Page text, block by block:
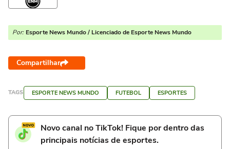
Por: Esporte News Mundo / Licenciado de Esporte News Mundo
Compartilhar
TAGS ESPORTE NEWS MUNDO FUTEBOL ESPORTES
Novo canal no TikTok! Fique por dentro das
principais notícias de esportes.